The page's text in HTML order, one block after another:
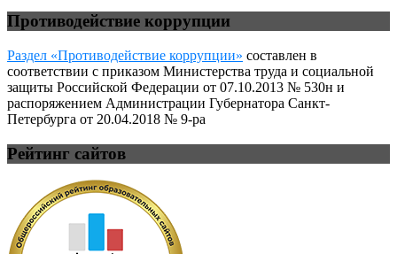
Противодействие коррупции
Раздел «Противодействие коррупции» составлен в
соответствии с приказом Министерства труда и социальной
защиты Российской Федерации от 07.10.2013 № 530н и
распоряжением Администрации Губернатора Санкт-
Петербурга от 20.04.2018 № 9-ра
Рейтинг сайтов